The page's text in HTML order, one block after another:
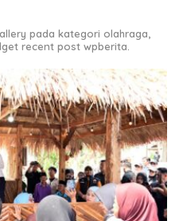
pada kategori olahraga,
recent post wpberita.